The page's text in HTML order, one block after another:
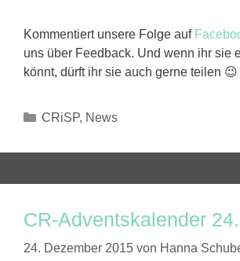
Kommentiert unsere Folge auf
uns über Feedback. Und wenn ihr sie
könnt, dürft ihr sie auch gerne teilen 😉
Kategorien
CRiSP, News
CR-Adventskalender
24. Dezember 2015 von Hanna